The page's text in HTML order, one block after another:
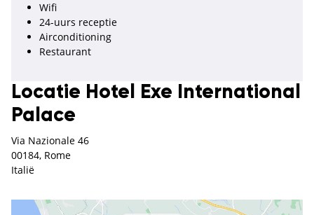
Wifi
24-uurs receptie
Airconditioning
Restaurant
Locatie Hotel Exe International
Palace
Via Nazionale 46
00184, Rome
Italië